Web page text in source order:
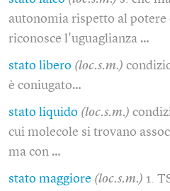
autonomia rispetto al potere
riconosce l'uguaglianza …
stato libero (loc.s.m.)
è coniugato…
stato liquido (loc.s.m.)
cui molecole si trovano
ma con …
stato maggiore (loc.s.m.) 1.